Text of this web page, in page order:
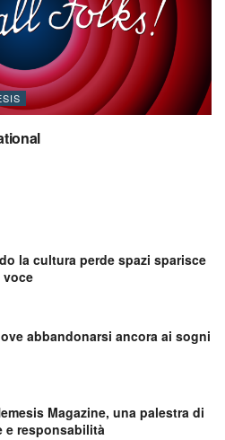
la cultura perde spazi sparisce
voce
abbandonarsi ancora ai sogni
Magazine, una palestra di
e responsabilità